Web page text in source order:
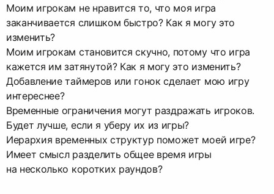
Моим игрокам не нравится то, что моя игра
заканчивается слишком быстро? Как я могу это
изменить?
Моим игрокам становится скучно, потому что игра
кажется им затянутой? Как я могу это изменить?
Добавление таймеров или гонок сделает мою игру
интереснее?
Временные ограничения могут раздражать игроков.
Будет лучше, если я уберу их из игры?
Иерархия временных структур поможет моей игре?
Имеет смысл разделить общее время игры
на несколько коротких раундов?